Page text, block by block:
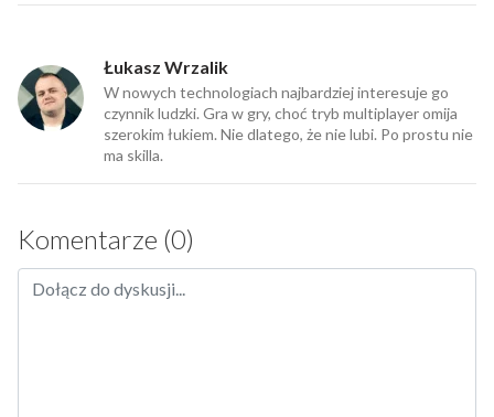
Łukasz Wrzalik
W nowych technologiach najbardziej interesuje go
czynnik ludzki. Gra w gry, choć tryb multiplayer omija
szerokim łukiem. Nie dlatego, że nie lubi. Po prostu nie
ma skilla.
Komentarze (0)